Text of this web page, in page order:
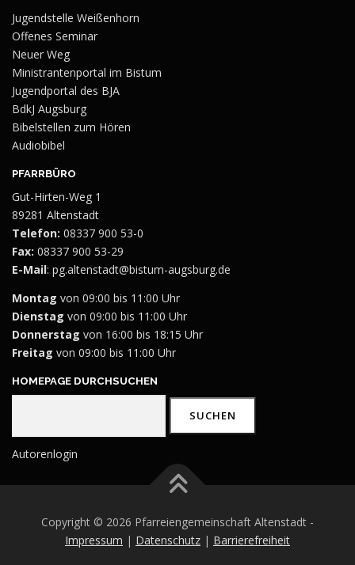
Jugendstelle Weißenhorn
Offenes Seminar
Neuer Weg
Ministrantenportal im Bistum
Jugendportal des BJA
BdkJ Augsburg
Bibelstellen zum Hören
Audiobibel
PFARRBÜRO
Gut-Hirten-Weg 1
89281 Altenstadt
Telefon: 08337 900 53-0
Fax: 08337 900 53-29
E-Mail: pg.altenstadt@bistum-augsburg.de
Montag von 09:00 bis 11:00 Uhr
Dienstag von 09:00 bis 11:00 Uhr
Donnerstag von 16:00 bis 18:15 Uhr
Freitag von 09:00 bis 11:00 Uhr
HOMEPAGE DURCHSUCHEN
SUCHEN
Autorenlogin
Copyright © 2026 Pfarreiengemeinschaft Altenstadt -
Impressum | Datenschutz | Barrierefreiheit